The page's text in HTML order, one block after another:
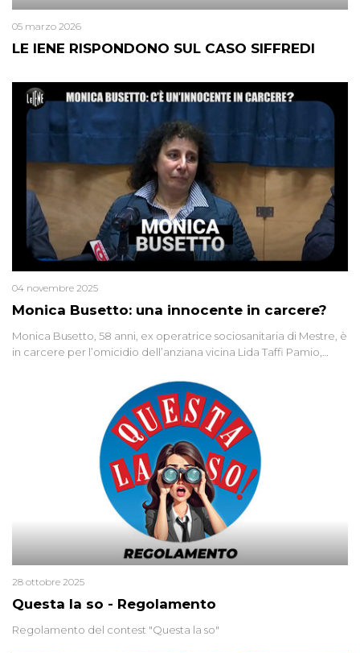
LE IENE RISPONDONO SUL CASO SIFFREDI
05 marzo 2026
Monica Busetto: una innocente in carcere?
04 novembre 2025
Monica Busetto, 58 anni, ex operatrice sociosanitaria di Mestre, è
in carcere per l’omicidio dell’anziana vicina Lida Taffi Pamio,
minuscola su una collanina, Monica si proclama innocente. Nel
2015 un’altra donna confessa lo stesso delitto, poi ritratta. Due
colpevoli per un solo omicidio: errore giudiziario o giustizia
Questa la so - Regolamento
28 ottobre 2025
Regolamento del contest "Questa la so"